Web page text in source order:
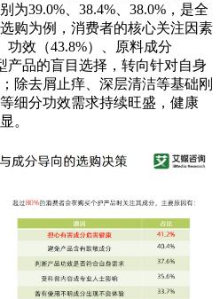
为39.0%、38.4%、38.0%，是全
购为例，消费者的核心关注因素
功效（43.8%）、原料成分
产品的盲目选择，转向针对自身
除去屑止痒、深层清洁等基础刚
细分功效需求持续旺盛，健康
。